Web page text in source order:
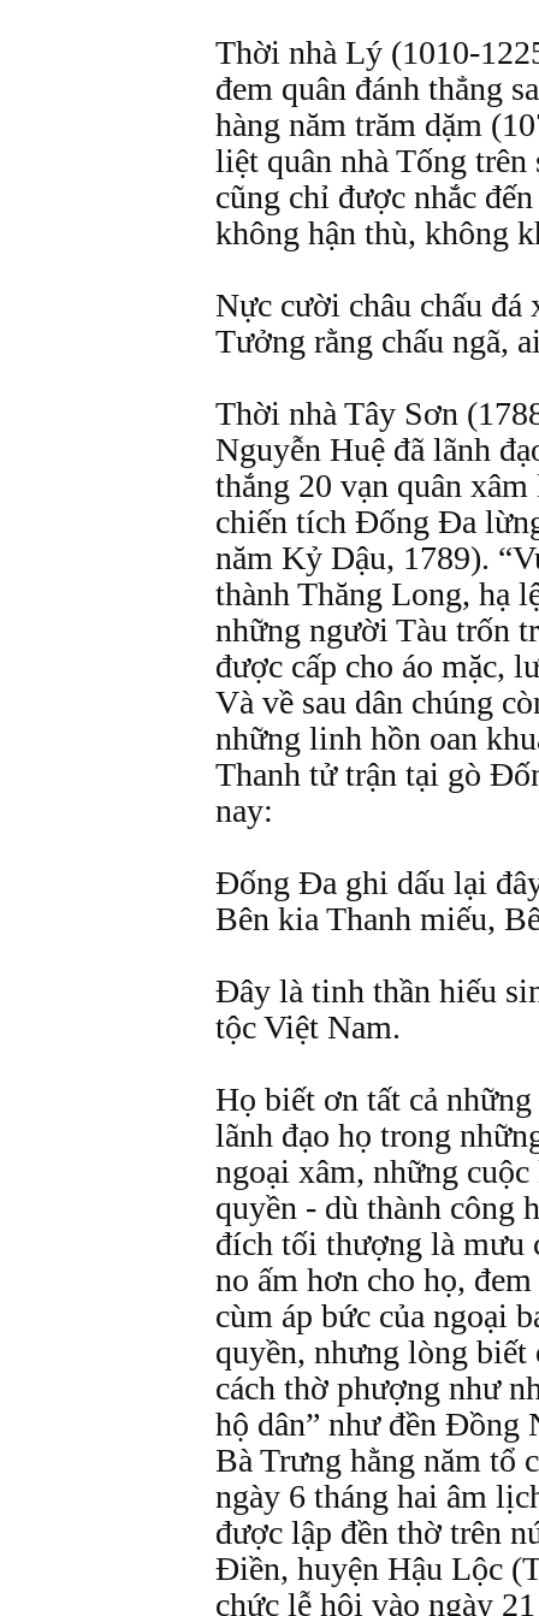
Thời nhà Lý (1010-
đem quân đánh thẳng
hàng năm trăm dặm
liệt quân nhà Tống
cũng chỉ được nhắc
không hận thù, không
Nực cười châu chấu đá
Tưởng rằng chấu ngã,
Thời nhà Tây Sơn
Nguyễn Huệ đã lãnh
thắng 20 vạn quân
chiến tích Đống Đa
năm Kỷ Dậu, 1789).
thành Thăng Long, hạ
những người Tàu trốn
được cấp cho áo mặc,
Và về sau dân chúng
những linh hồn oan
Thanh tử trận tại gò
nay:
Đống Đa ghi dấu lại
Bên kia Thanh miếu,
Đây là tinh thần hiếu
tộc Việt Nam.
Họ biết ơn tất cả
lãnh đạo họ trong
ngoại xâm, những
quyền - dù thành công
đích tối thượng là mưu
no ấm hơn cho họ,
cùm áp bức của ngoại
quyền, nhưng lòng biết
cách thờ phượng như
hộ dân” như đền Đồng
Bà Trưng hằng năm tổ
ngày 6 tháng hai âm
được lập đền thờ trên
Điền, huyện Hậu Lộc
chức lễ hội vào ngày